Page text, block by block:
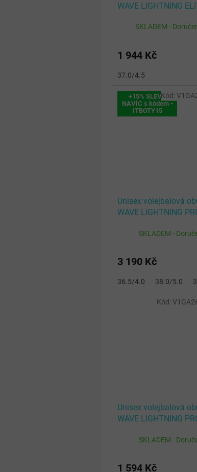
WAVE LIGHTNING
SKLADEM -
1 944 Kč
37.0/4.5
+15% SLEVA
NAVÍC s kódem -
ITBOTY15
Unisex volejbalová
WAVE LIGHTNING
SKLADEM -
3 190 Kč
36.5/4.0 38.0/5.0
Kód:
Unisex volejbalová
WAVE LIGHTNING
SKLADEM -
1 594 Kč
Kód: